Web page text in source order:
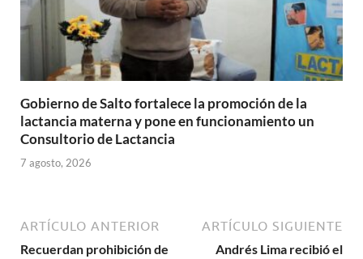
Gobierno de Salto fortalece la promoción de la
lactancia materna y pone en funcionamiento un
Consultorio de Lactancia
7 agosto, 2026
ARTÍCULO ANTERIOR
Recuerdan prohibición de
ARTÍCULO SIGUIENTE
Andrés Lima recibió el